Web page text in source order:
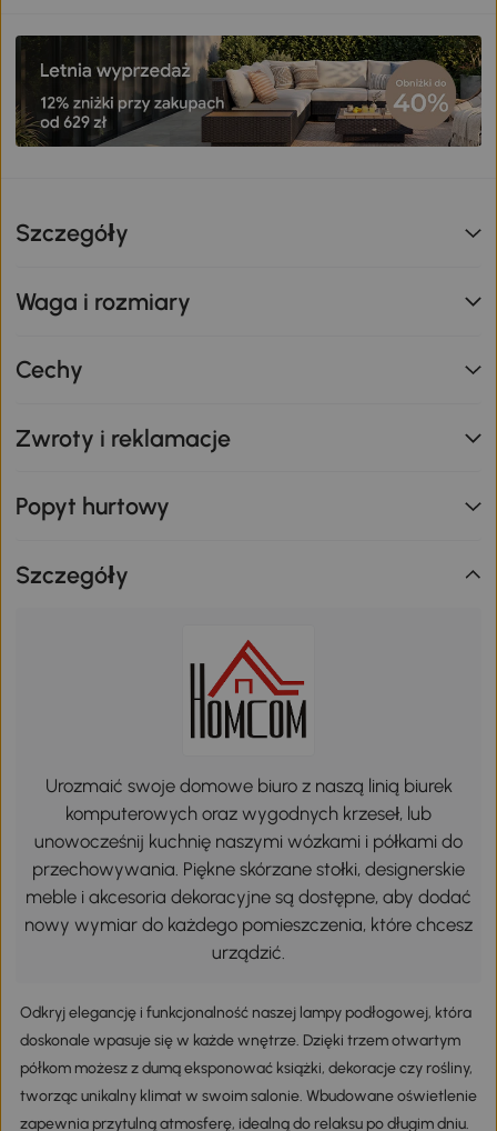
Informacje i bezpieczeństwo
Szczegóły
Waga i rozmiary
Cechy
Zwroty i reklamacje
Popyt hurtowy
Urozmaić swoje domowe biuro z naszą linią biurek
komputerowych oraz wygodnych krzeseł, lub
unowocześnij kuchnię naszymi wózkami i półkami do
przechowywania. Piękne skórzane stołki, designerskie
nowy wymiar do każdego pomieszczenia, które chcesz
urządzić.
Odkryj elegancję i funkcjonalność naszej lampy podłogowej, która
doskonale wpasuje się w każde wnętrze. Dzięki trzem otwartym